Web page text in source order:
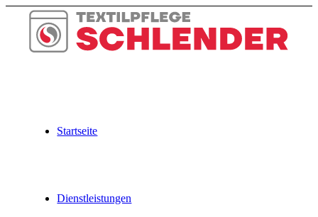
springen
Startseite
Dienstleistungen